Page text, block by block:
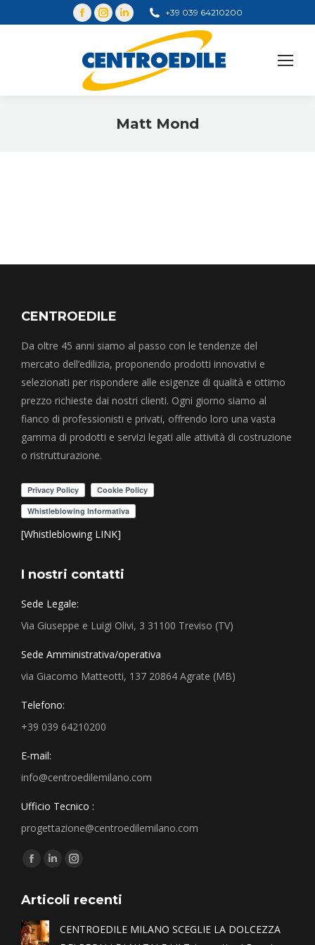
+39 039 64210200
Matt Mond
CENTROEDILE
Da oltre 45 anni siamo al passo con le tendenze del
mercato dell’edilizia, proponendo prodotti innovativi e
selezionati per rispondere alle esigenze di qualità e ottimo
prezzo richieste dai nostri clienti. Ogni giorno siamo al
fianco di professionisti e privati, offrendo loro una vasta
gamma di prodotti e servizi legati alle attività di costruzione
o ristrutturazione.
[Whistleblowing LINK]
I nostri contatti
Sede Legale:
Via Giuseppe e Luigi Olivi, 3 31100 Treviso (TV)
Sede Amministrativa/operativa
via Giacomo Matteotti, 137 20864 Agrate (MB)
Telefono:
+39 039 64210200
E-mail:
info@centroedilemilano.com
Ufficio Tecnico :
progettazione@centroedilemilano.com
Find us on:
Articoli recenti
CENTROEDILE MILANO SCEGLIE LA DOLCEZZA